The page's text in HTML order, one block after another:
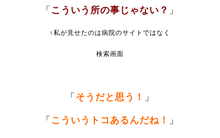
「 こういう所の事じゃない？ 」
↑私が見せたのは病院のサイトではなく
検索画面
「そうだと思う！ 」
「 こういう トコあるんだね！ 」